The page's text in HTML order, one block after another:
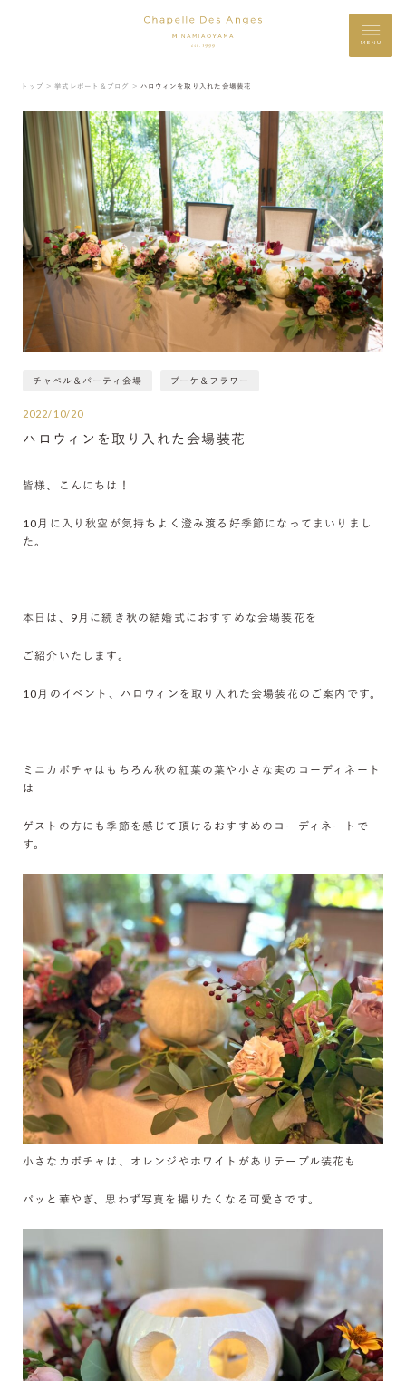
MENU
トップ ＞ 挙式レポート＆ブログ ＞ ハロウィンを取り入れた会場装花
チャペル＆パーティ会場 ブーケ＆フラワー
2022/10/20
ハロウィンを取り入れた会場装花
皆様、こんにちは！
10月に入り秋空が気持ちよく澄み渡る好季節になってまいりまし
た。
本日は、9月に続き秋の結婚式におすすめな会場装花を
ご紹介いたします。
10月のイベント、ハロウィンを取り入れた会場装花のご案内です。
ミニカボチャはもちろん秋の紅葉の葉や小さな実のコーディネート
は
ゲストの方にも季節を感じて頂けるおすすめのコーディネートで
す。
小さなカボチャは、オレンジやホワイトがありテーブル装花も
パッと華やぎ、思わず写真を撮りたくなる可愛さです。